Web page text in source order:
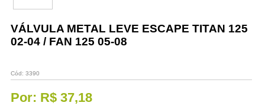
Vestuário
Promoções
VÁLVULA METAL LEVE ESCAPE TITAN 125
02-04 / FAN 125 05-08
Cód: 3390
Por: R$ 37,18